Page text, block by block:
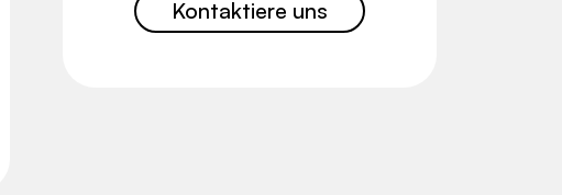
Kontaktiere uns